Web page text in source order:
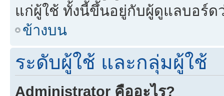
แก่ผู้ใช้ ทั้งนี้ขึ้นอยู่กับผู้ดูแลบอร์ด
ข้างบน
ระดับผู้ใช้ และกลุ่มผู้ใช้
Administrator คืออะไร?